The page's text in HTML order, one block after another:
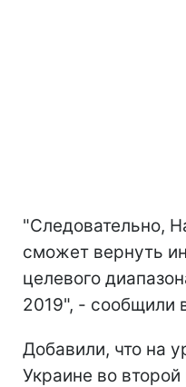
"Следовательно,
сможет вернуть
целевого
2019", - сообщили
Добавили, что на
Украине во